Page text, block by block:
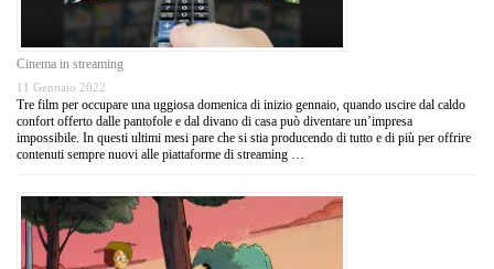
Cinema in streaming
11 Gennaio 2022
Tre film per occupare una uggiosa domenica di inizio gennaio, quando uscire dal caldo
confort offerto dalle pantofole e dal divano di casa può diventare un’impresa
impossibile. In questi ultimi mesi pare che si stia producendo di tutto e di più per offrire
contenuti sempre nuovi alle piattaforme di streaming …